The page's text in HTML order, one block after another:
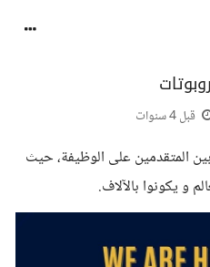
قبل 4 سنوات
المتقدمين على الوظيفة، حيث
و يكونوا بالآلاف.